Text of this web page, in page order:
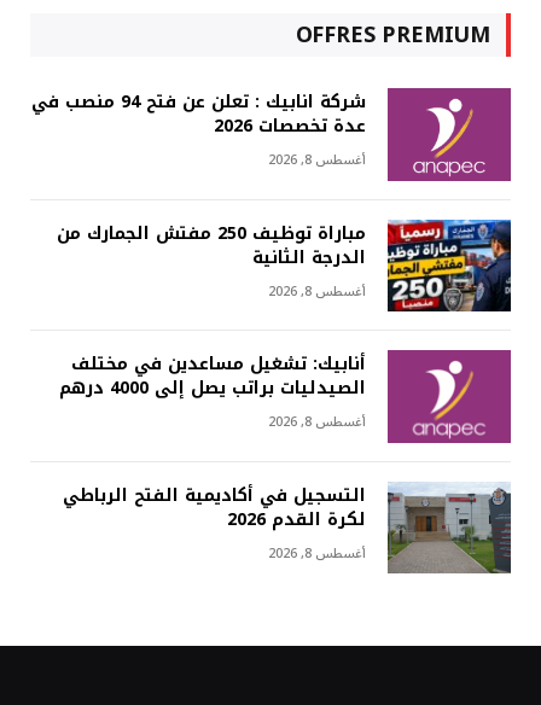
OFFRES PREMIUM
شركة انابيك : تعلن عن فتح 94 منصب في
عدة تخصصات 2026
أغسطس 8, 2026
مباراة توظيف 250 مفتش الجمارك من
الدرجة الثانية
أغسطس 8, 2026
أنابيك: تشغيل مساعدين في مختلف
الصيدليات براتب يصل إلى 4000 درهم
أغسطس 8, 2026
التسجيل في أكاديمية الفتح الرباطي
لكرة القدم 2026
أغسطس 8, 2026